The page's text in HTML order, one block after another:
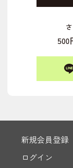
500
新規会員登録
ログイン